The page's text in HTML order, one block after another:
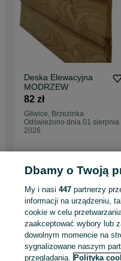
Deska Elewacyjna
MODRZEW
82 zł
Gliwice, Brzezinka
Odświeżono dnia 01 sierpnia
2026
Strona główna Budowa i
Brzezinka
KATEGORIA
ID:987397849
Dbamy o Twoją
My i nasi447 partnerzy
informacji na urządzeniu,
cookie w celu
zaakceptować wybory lub
dowolnym momencie na
sygnalizowane naszym
przeglądania. Polityka